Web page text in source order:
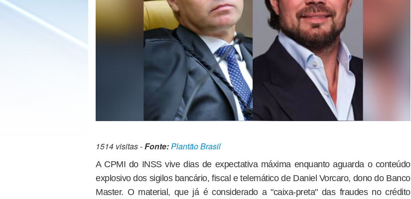
1514 visitas -Fonte:Plantão Brasil
A CPMI do INSS vive dias de expectativa máxima enquanto aguarda o conteúdo
explosivo dos sigilos bancário, fiscal e telemático de Daniel Vorcaro, dono do Banco
Master. O material, que já é considerado a "caixa-preta" das fraudes no crédito